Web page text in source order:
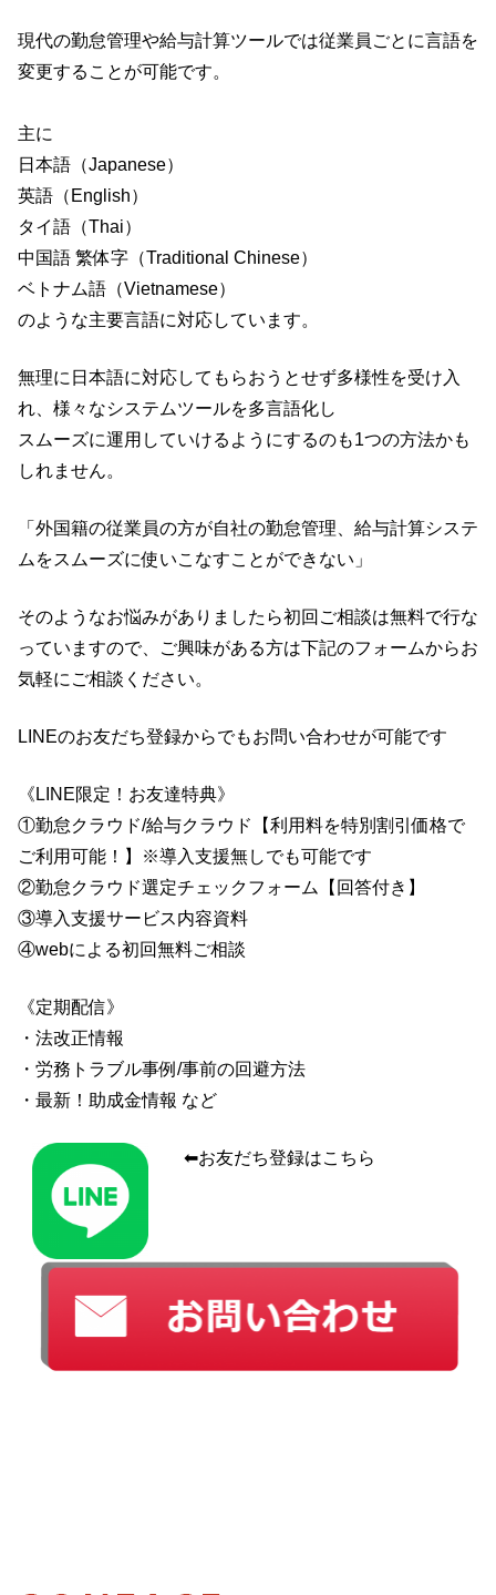
現代の勤怠管理や給与計算ツールでは従業員ごとに言語を
変更することが可能です。
主に
日本語（Japanese）
英語（English）
タイ語（Thai）
中国語 繁体字（Traditional Chinese）
ベトナム語（Vietnamese）
のような主要言語に対応しています。
無理に日本語に対応してもらおうとせず多様性を受け入
れ、様々なシステムツールを多言語化し
スムーズに運用していけるようにするのも1つの方法かも
しれません。
「外国籍の従業員の方が自社の勤怠管理、給与計算システ
ムをスムーズに使いこなすことができない」
そのようなお悩みがありましたら初回ご相談は無料で行な
っていますので、ご興味がある方は下記のフォームからお
気軽にご相談ください。
LINEのお友だち登録からでもお問い合わせが可能です
《LINE限定！お友達特典》
①勤怠クラウド/給与クラウド【利用料を特別割引価格で
ご利用可能！】※導入支援無しでも可能です
②勤怠クラウド選定チェックフォーム【回答付き】
③導入支援サービス内容資料
④webによる初回無料ご相談
《定期配信》
・法改正情報
・労務トラブル事例/事前の回避方法
・最新！助成金情報 など
⬅︎お友だち登録はこちら